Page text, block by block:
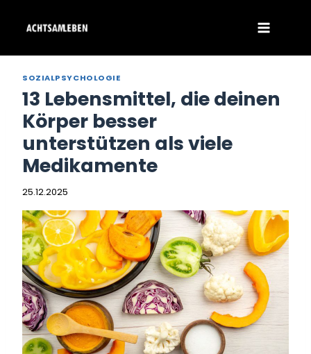
Inhalt
SOZIALPSYCHOLOGIE
13 Lebensmittel, die deinen
Körper besser
unterstützen als viele
Medikamente
25.12.2025